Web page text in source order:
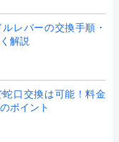
レバーの交換手順・
解説
口交換は可能！料金
ポイント